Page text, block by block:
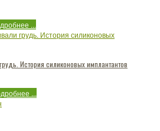
...
История силиконовых имплантантов
...